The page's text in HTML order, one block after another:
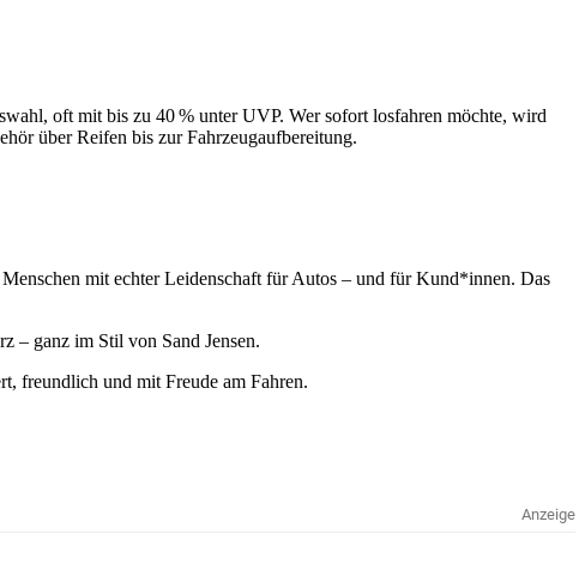
oft mit bis zu 40 % unter UVP. Wer sofort losfahren möchte, wird
über Reifen bis zur Fahrzeugaufbereitung.
mit echter Leidenschaft für Autos – und für Kund*innen. Das
– ganz im Stil von Sand Jensen.
freundlich und mit Freude am Fahren.